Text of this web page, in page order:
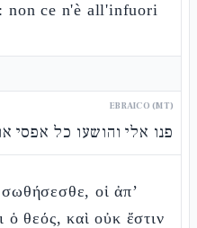
: non ce n'è all'infuori
EBRAICO (MT)
פנו אלי והושעו כל אפסי
οἱ ἀπ’
ὁ θεός, καὶ οὐκ ἔστιν